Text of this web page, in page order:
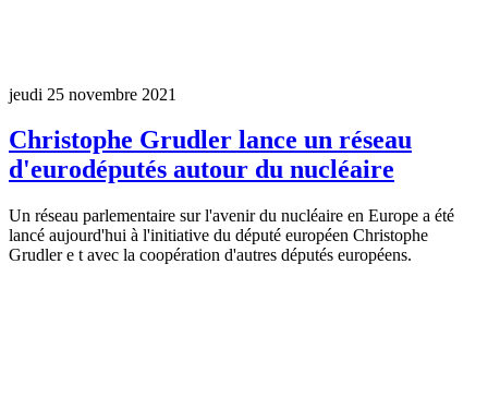
jeudi 25 novembre 2021
Christophe Grudler lance un réseau
d'eurodéputés autour du nucléaire
Un réseau parlementaire sur l'avenir du nucléaire en Europe a été
lancé aujourd'hui à l'initiative du député européen Christophe
Grudler e t avec la coopération d'autres députés européens.